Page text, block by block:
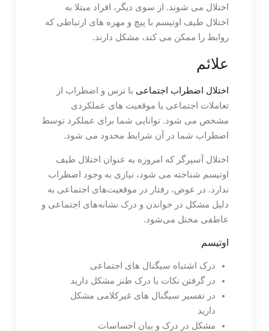
اختلال می شوند. از سوی دیگر، افراد مبتلا به
اختلال طیف اوتیسم با پیچ و مهره های ارتباطی که
روابط را ممکن می کند، مشکل دارند.
علائم
اختلال اضطراب اجتماعی با ترس و اضطراب از
تعاملات اجتماعی یا موقعیت های عملکردی
مشخص می شود. توانایی شما برای عملکرد توسط
اضطراب شما در آن شرایط محدود می شود.
اختلال آسپرگر که امروزه به عنوان اختلال طیف
اوتیسم شناخته می شود، نیازی به وجود اضطراب
ندارد. در عوض، رفتار در موقعیت‌های اجتماعی به
دلیل مشکل در خواندن و درک نشانه‌های اجتماعی و
عاطفی مختل می‌شود.
اوتیسم
درک اشتباه سیگنال های اجتماعی
در گرفتن نکات یا درک طنز مشکل دارید
در تفسیر سیگنال های غیرکلامی مشکل
دارید
مشکل در درک و بیان احساسات